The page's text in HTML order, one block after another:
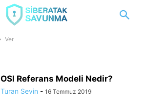
Ver
OSI Referans Modeli Nedir?
Turan Sevin - 16 Temmuz 2019